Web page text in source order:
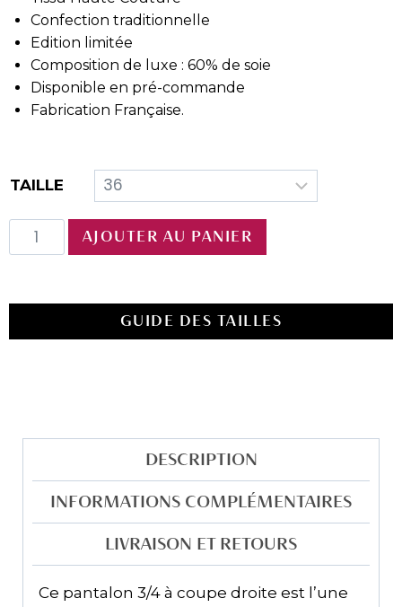
Confection traditionnelle
Edition limitée
Composition de luxe : 60% de soie
Disponible en pré-commande
Fabrication Française.
TAILLE
AJOUTER AU PANIER
GUIDE DES TAILLES
DESCRIPTION
INFORMATIONS COMPLÉMENTAIRES
LIVRAISON ET RETOURS
Ce pantalon 3/4 à coupe droite est l’une